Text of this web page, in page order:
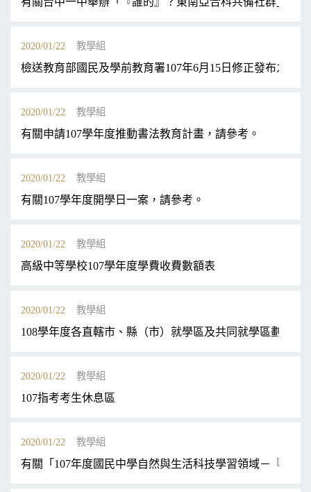
2020/01/22 教學組
檢送教育部國民及學前教育署107年6月15日修正發布之「
2020/01/22 教學組
有關申請107學年度推動書法教育計畫，請參考。
2020/01/22 教學組
有關107學年度開學日一案，請參考。
2020/01/22 教學組
高級中等學校107學年度學費收費數額表
2020/01/22 教學組
108學年度各直轄市、縣（市）就學區及共同就學區劃定範
2020/01/22 教學組
107指考考生休息區
2020/01/22 教學組
有關「107年度國民中學自然與生活科技學習領域－『生